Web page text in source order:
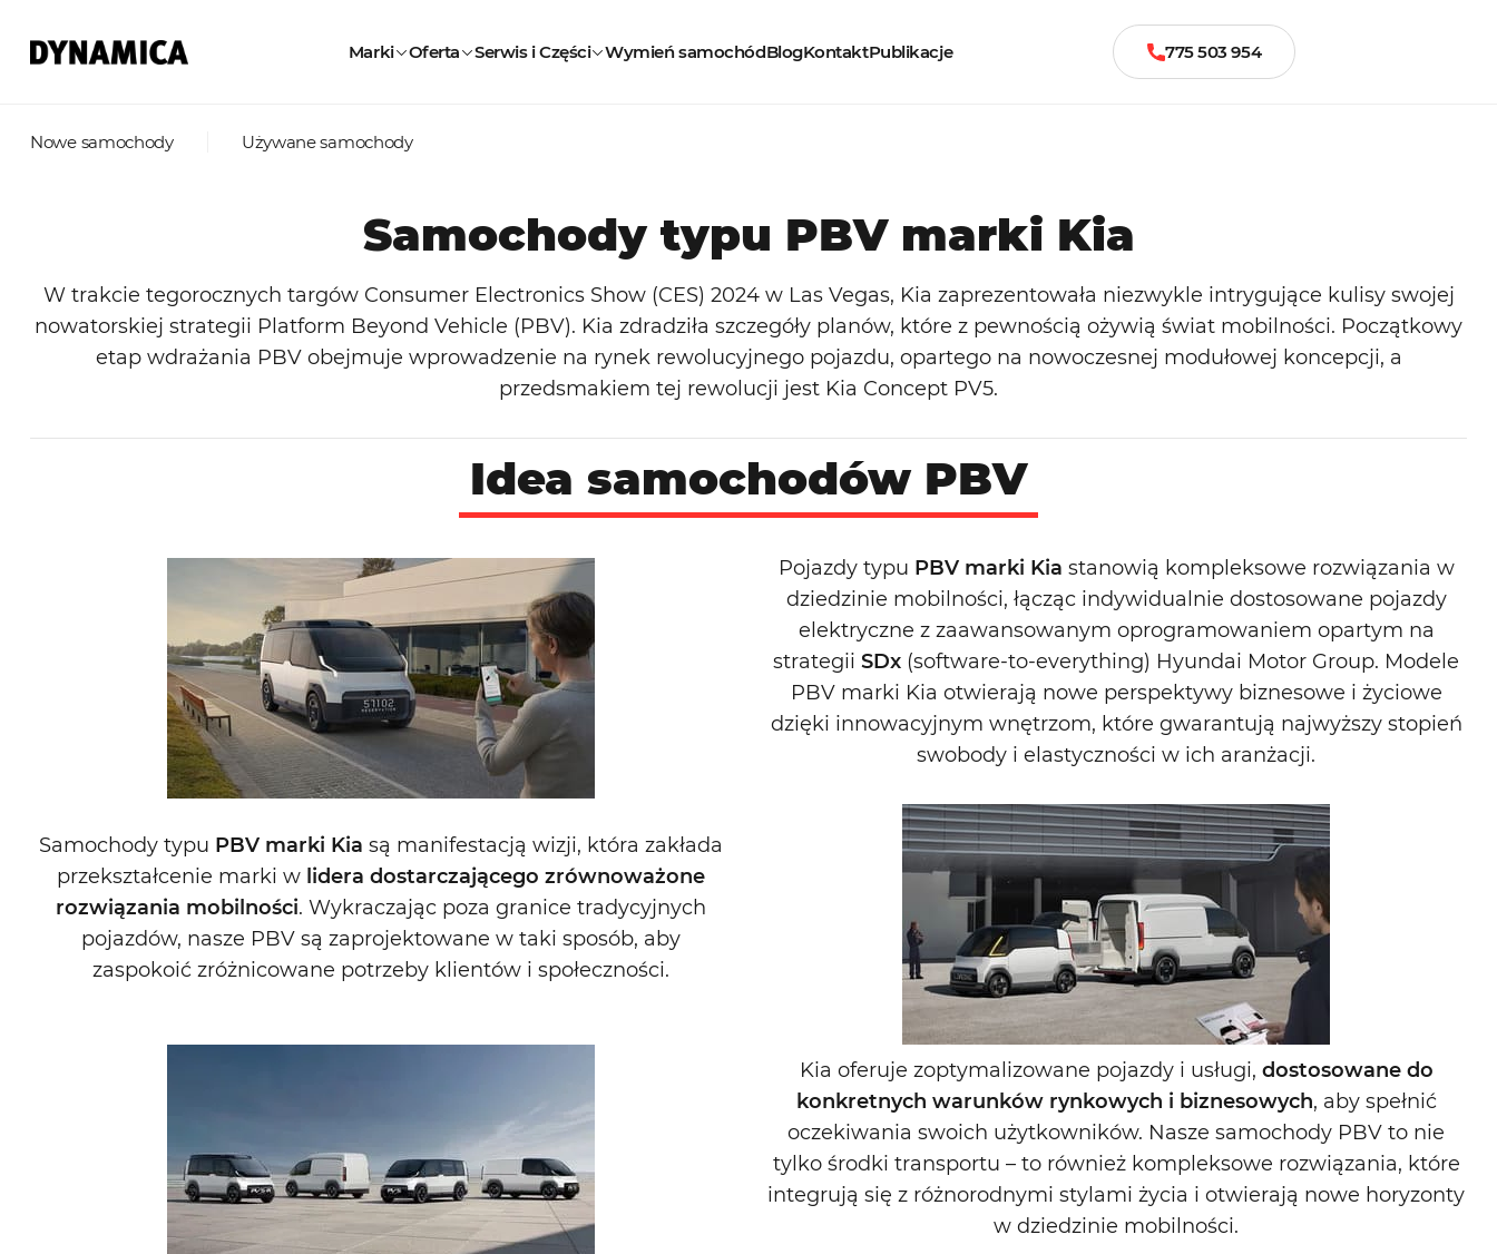
Marki Oferta Serwis i Części Wymień samochódBlogKontaktPublikacje 775 503 954
Nowe samochody Używane samochody
Samochody typu PBV marki Kia
W trakcie tegorocznych targów Consumer Electronics Show (CES) 2024 w Las Vegas, Kia zaprezentowała niezwykle intrygujące kulisy swojej
nowatorskiej strategii Platform Beyond Vehicle (PBV). Kia zdradziła szczegóły planów, które z pewnością ożywią świat mobilności. Początkowy
etap wdrażania PBV obejmuje wprowadzenie na rynek rewolucyjnego pojazdu, opartego na nowoczesnej modułowej koncepcji, a
przedsmakiem tej rewolucji jest Kia Concept PV5.
Idea samochodów PBV
Pojazdy typu PBV marki Kia stanowią kompleksowe rozwiązania w
dziedzinie mobilności, łącząc indywidualnie dostosowane pojazdy
elektryczne z zaawansowanym oprogramowaniem opartym na
strategii SDx (software-to-everything) Hyundai Motor Group. Modele
PBV marki Kia otwierają nowe perspektywy biznesowe i życiowe
dzięki innowacyjnym wnętrzom, które gwarantują najwyższy stopień
swobody i elastyczności w ich aranżacji.
Samochody typu PBV marki Kia są manifestacją wizji, która zakłada
przekształcenie marki w lidera dostarczającego zrównoważone
rozwiązania mobilności. Wykraczając poza granice tradycyjnych
pojazdów, nasze PBV są zaprojektowane w taki sposób, aby
zaspokoić zróżnicowane potrzeby klientów i społeczności.
Kia oferuje zoptymalizowane pojazdy i usługi, dostosowane do
konkretnych warunków rynkowych i biznesowych, aby spełnić
oczekiwania swoich użytkowników. Nasze samochody PBV to nie
tylko środki transportu – to również kompleksowe rozwiązania, które
integrują się z różnorodnymi stylami życia i otwierają nowe horyzonty
w dziedzinie mobilności.